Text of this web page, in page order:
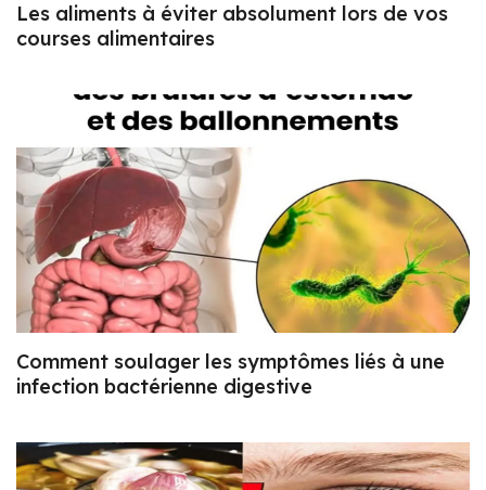
Les aliments à éviter absolument lors de vos
courses alimentaires
Comment soulager les symptômes liés à une
infection bactérienne digestive